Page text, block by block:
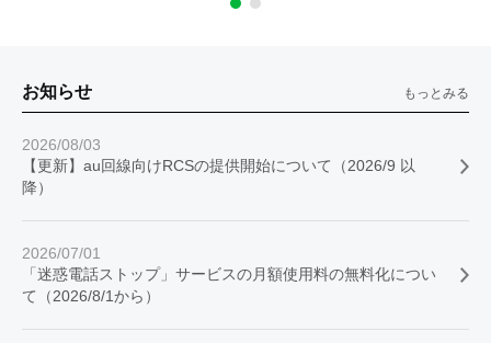
お知らせ もっとみる
2026/08/03
【更新】au回線向けRCSの提供開始について（2026/9 以
降）
2026/07/01
「迷惑電話ストップ」サービスの月額使用料の無料化につい
て（2026/8/1から）